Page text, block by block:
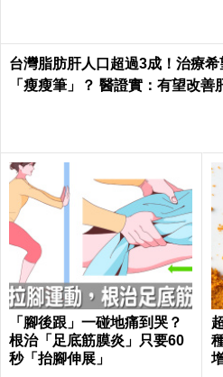
台灣脂肪肝人口超過3成！治療希
「瘦瘦筆」？ 醫證實：有望改善
「腳後跟」一碰地痛到哭？
根治「足底筋膜炎」只要60
秒「抬腳伸展」